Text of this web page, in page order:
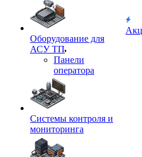
Оборудование для
АСУ ТП
Панели
оператора
Системы контроля и
мониторинга